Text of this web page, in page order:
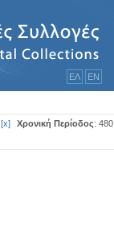
ΕΛ ΕΝ
[x] Χρονική Περίοδος: 480